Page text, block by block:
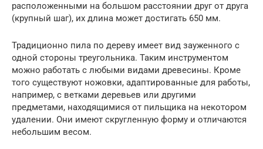
расположенными на большом расстоянии друг от друга
(крупный шаг), их длина может достигать 650 мм.
Традиционно пила по дереву имеет вид зауженного с
одной стороны треугольника. Таким инструментом
можно работать с любыми видами древесины. Кроме
того существуют ножовки, адаптированные для работы,
например, с ветками деревьев или другими
предметами, находящимися от пильщика на некотором
удалении. Они имеют скругленную форму и отличаются
небольшим весом.